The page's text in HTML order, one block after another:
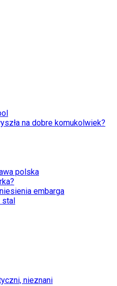
na dobre komukolwiek?
polska
embarga
nieznani